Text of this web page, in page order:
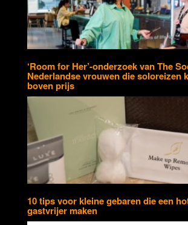
‘Room for Her’-onderzoek van The
Nederlandse vrouwen die soloreizen
boven prijs
10 tips voor kleine gebaren die een
gastvrijer maken